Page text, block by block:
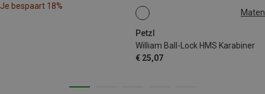
Je bespaart 18%
Maten
Petzl
William Ball-Lock HMS Karabiner
€ 25,07
BALL-LOCK